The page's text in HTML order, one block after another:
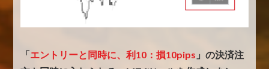
「エントリーと同時に、利10：損10pips 」の決済注